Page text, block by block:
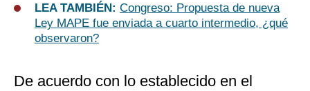
LEA TAMBIÉN: Congreso: Propuesta de nueva
Ley MAPE fue enviada a cuarto intermedio, ¿qué
observaron?
De acuerdo con lo establecido en el